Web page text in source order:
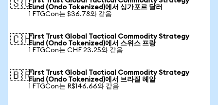
🇸🇬Fund (Ondo Tokenized)에서 싱가포르 달러
1 FTGCon는 $36.78와 같음
🇨🇭First Trust Global Tactical Commodity Strategy
Fund (Ondo Tokenized)에서 스위스 프랑
1 FTGCon는 CHF 23.25와 같음
🇧🇷First Trust Global Tactical Commodity Strategy
Fund (Ondo Tokenized)에서 브라질 헤알
1 FTGCon는 R$146.66와 같음